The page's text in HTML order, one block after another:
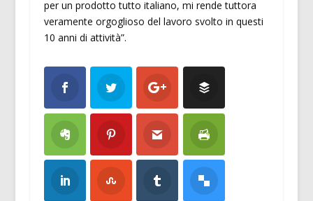
per un prodotto tutto italiano, mi rende tuttora
veramente orgoglioso del lavoro svolto in questi
10 anni di attività”.